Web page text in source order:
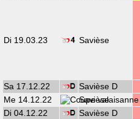
Di 19.03.23 Savièse
Sa 17.12.22 Savièse D
Me 14.12.22
Savièse
Di 04.12.22
Savièse D